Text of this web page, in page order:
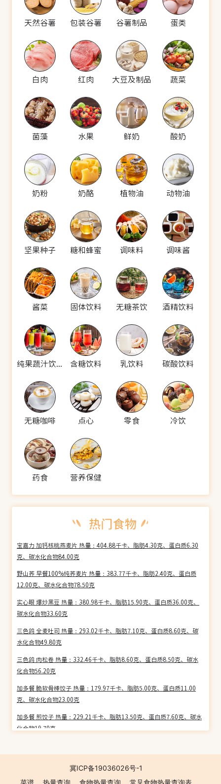
天然谷薯 包装谷薯 谷薯制品 蛋类
白肉 红肉 大豆及制品 蔬菜
菌藻 水果 鲜奶 酸奶
奶粉 奶酪 植物油 动物油
坚果种子 糖和蜂蜜 调味料 调味酱
酱菜 固体饮料 无糖茶饮 酒精饮料
纯果蔬汁饮料 含糖饮料 乳饮料 碳酸饮料
无糖咖啡 点心 零食 冷饮
药食 营养保健
宝嘉力 加钙核桃燕麦片 热量：404.88千卡、脂肪4.30克、蛋白质6.30
克、碳水化合物84.00克
野山荞 早餐100%纯荞麦片 热量：383.77千卡、脂肪2.40克、蛋白质
12.00克、碳水化合物78.50克
实心眼 爆炒黑豆 热量：380.98千卡、脂肪15.90克、蛋白质36.00克、
碳水化合物33.60克
三色鸽 全麦吐司 热量：293.02千卡、脂肪7.10克、蛋白质8.60克、碳
水化合物49.80克
三色鸽 肉松卷 热量：332.46千卡、脂肪8.60克、蛋白质8.50克、碳水
化合物56.20克
加多餐 脆软骨棒饺子 热量：179.97千卡、脂肪5.00克、蛋白质11.00
克、碳水化合物23.00克
加多餐 煎饺子 热量：229.21千卡、脂肪13.50克、蛋白质7.60克、碳水
化合物19.70克
克、碳水化合物76.10克
齐香斋 阿胶红枣麦片 热量：312.62千卡、脂肪1.40克、蛋白质5.10
冀ICP备19036026号-1